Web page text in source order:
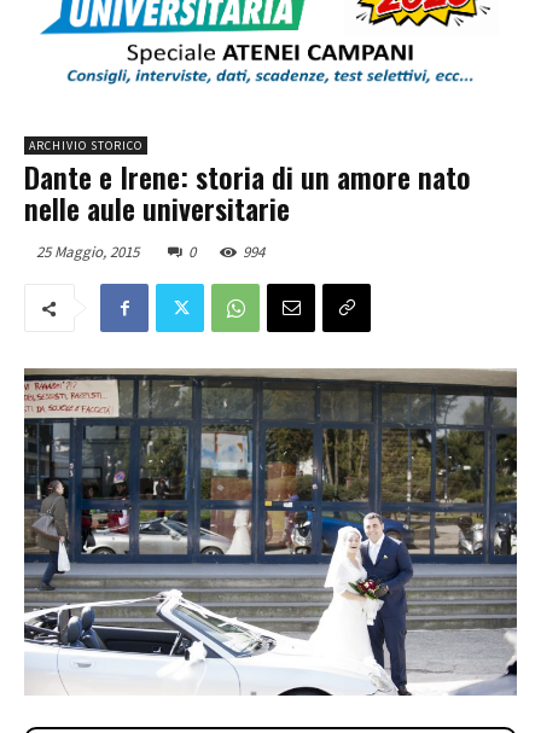
ARCHIVIO STORICO
Dante e Irene: storia di un amore nato
nelle aule universitarie
25 Maggio, 2015 0 994